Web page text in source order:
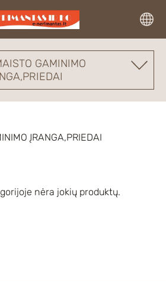
GAMINIMO
ĮRANGA,PRIEDAI
nėra jokių produktų.